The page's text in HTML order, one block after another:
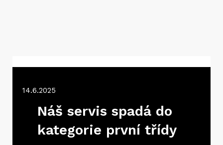
14.6.2025
Náš servis spadá do
kategorie první třídy